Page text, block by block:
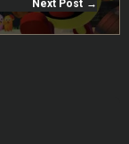
Next Post